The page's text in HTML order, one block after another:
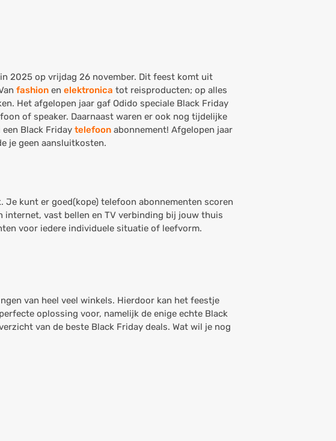
2025 op vrijdag 26 november. Dit feest komt uit
fashion en elektronica tot reisproducten; op alles
Het afgelopen jaar gaf Odido speciale Black Friday
of speaker. Daarnaast waren er ook nog tijdelijke
Black Friday telefoon abonnement! Afgelopen jaar
je geen aansluitkosten.
Je kunt er goed(kope) telefoon abonnementen scoren
internet, vast bellen en TV verbinding bij jouw thuis
voor iedere individuele situatie of leefvorm.
van heel veel winkels. Hierdoor kan het feestje
oplossing voor, namelijk de enige echte Black
van de beste Black Friday deals. Wat wil je nog